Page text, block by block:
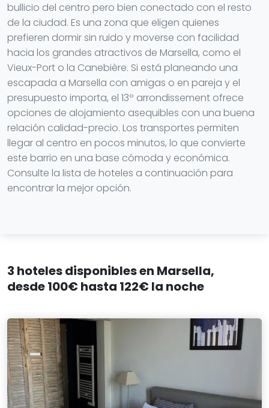
bullicio del centro pero bien conectado con el resto
de la ciudad. Es una zona que eligen quienes
prefieren dormir sin ruido y moverse con facilidad
hacia los grandes atractivos de Marsella, como el
Vieux-Port o la Canebière. Si está planeando una
escapada a Marsella con amigas o en pareja y el
presupuesto importa, el 13º arrondissement ofrece
opciones de alojamiento asequibles con una buena
relación calidad-precio. Los transportes permiten
llegar al centro en pocos minutos, lo que convierte
este barrio en una base cómoda y económica.
Consulte la lista de hoteles a continuación para
encontrar la mejor opción.
3 hoteles disponibles en Marsella,
desde 100€ hasta 122€ la noche